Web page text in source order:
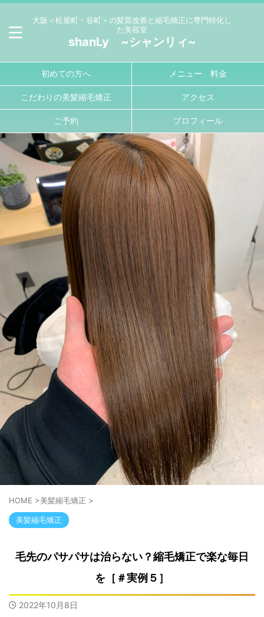
大阪＜松屋町・谷町＞の髪質改善と縮毛矯正に専門特化し
た美容室
shanLy ~シャンリィ~
初めての方へ メニュー 料金
こだわりの美髪縮毛矯正 アクセス
ご予約 プロフィール
HOME >美髪縮毛矯正 >
美髪縮毛矯正
毛先のパサパサは治らない？縮毛矯正で楽な毎日
を［＃実例５］
2022年10月8日